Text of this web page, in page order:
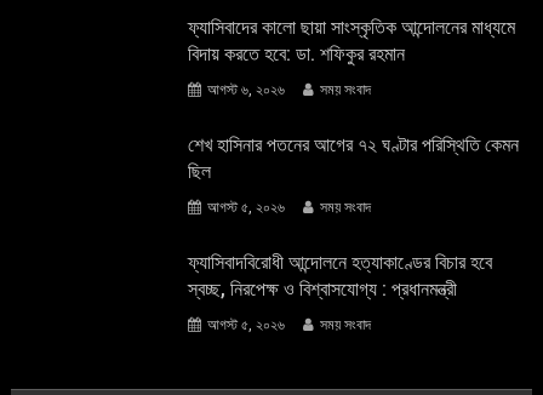
ফ্যাসিবাদের কালো ছায়া সাংস্কৃতিক আন্দােলনের মাধ্যমে
বিদায় করতে হবে: ডা. শফিকুর রহমান
আগস্ট ৬, ২০২৬ সময় সংবাদ
শেখ হাসিনার পতনের আগের ৭২ ঘণ্টার পরিস্থিতি কেমন
ছিল
আগস্ট ৫, ২০২৬ সময় সংবাদ
ফ্যাসিবাদবিরোধী আন্দোলনে হত্যাকাণ্ডের বিচার হবে
স্বচ্ছ, নিরপেক্ষ ও বিশ্বাসযোগ্য : প্রধানমন্ত্রী
আগস্ট ৫, ২০২৬ সময় সংবাদ